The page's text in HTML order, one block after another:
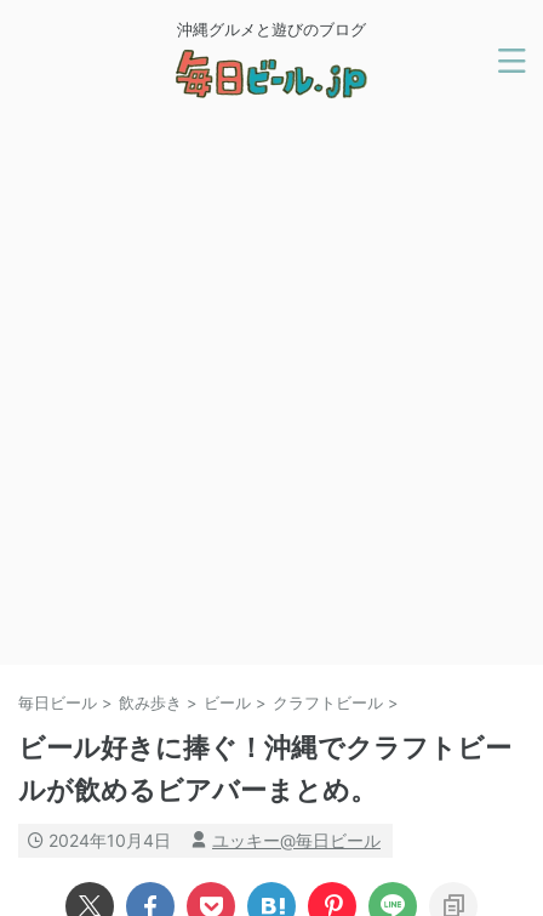
沖縄グルメと遊びのブログ
毎日ビール > 飲み歩き > ビール > クラフトビール >
ビール好きに捧ぐ！沖縄でクラフトビー
ルが飲めるビアバーまとめ。
2024年10月4日 ユッキー@毎日ビール